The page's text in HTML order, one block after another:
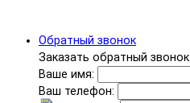
Обратный звонок
Заказать обратный звонок
Ваше имя:
Ваш телефон: